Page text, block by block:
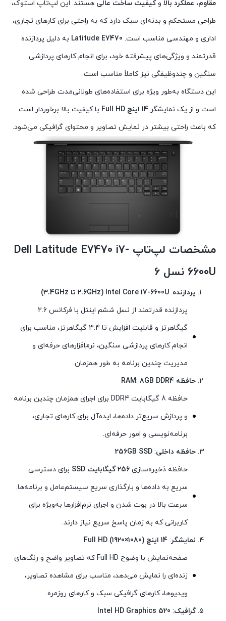
مقاوم، عملکرد بالا وکیفیت ساخت عالی هستند. این لپ‌تاپ استوک،
طراحی مستحکم و بدنه‌ای سبک دارد که به راحتی برای کارهای تجاری،
اداری و مهندسی مناسب است. Latitude E7470 به دلیل پردازنده
قدرتمند و ویژگی‌های پیشرفته خود، برای انجام کارهای پردازشی
سنگین و چندوظیفگی نیز کاملاً مناسب است.
این دستگاه به‌طور ویژه برای استفاده‌های طولانی‌مدت طراحی شده
است و از یک نمایشگر 14 اینچ Full HD
با کیفیت بالا برخوردار است
که باعث راحتی بیشتر در نمایش تصاویر و محتوای گرافیکی می‌شود.
مشخصات لپ‌تاپ Dell Latitude E7470 i7-
6600U نسل 6
پردازنده: Intel Core i7-6600U (2.6GHz تا 3.4GHz)
پردازنده قدرتمند از نسل ششم اینتل با فرکانس 2.6
گیگاهرتز و قابلیت افزایش تا 3.4 گیگاهرتز، مناسب برای
انجام کارهای پردازشی سنگین، نرم‌افزارهای حرفه‌ای و
مدیریت چندین برنامه به طور همزمان.
حافظه RAM
: 8GB DDR4
حافظه 8 گیگابایت DDR4 برای اجرای همزمان چندین برنامه
و پردازش سریع‌تر داده‌ها، ایده‌آل برای کارهای تجاری،
برنامه‌نویسی و امور حرفه‌ای.
حافظه داخلی:
256GB SSD
حافظه ذخیره‌سازی 256 گیگابایت SSD
برای دسترسی
سریع به داده‌ها و بارگذاری سریع سیستم‌عامل و برنامه‌ها.
سرعت بالا در بوت شدن و اجرای نرم‌افزارها به‌ویژه برای
کاربرانی که به زمان پاسخ سریع نیاز دارند.
نمایشگر: 14 اینچ Full HD (1920×1080)
صفحه‌نمایش با وضوح Full HD که تصاویر واضح و رنگ‌های
زنده‌ای را نمایش می‌دهد، مناسب برای مشاهده تصاویر،
ویدیوها، کارهای گرافیکی سبک و کارهای روزمره.
گرافیک:
Intel HD Graphics 520